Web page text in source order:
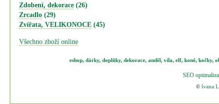
Zdobení, dekorace (26)
Zrcadlo (29)
Zvířata, VELIKONOCE (45)
Všechno zboží online
eshop, dárky, doplňky, dekorace, anděl, víla, elf, koně, kočky,
SEO
© Ivana